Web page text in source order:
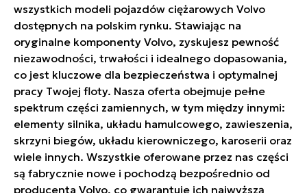
wszystkich modeli pojazdów ciężarowych Volvo
dostępnych na polskim rynku. Stawiając na
oryginalne komponenty Volvo, zyskujesz pewność
niezawodności, trwałości i idealnego dopasowania,
co jest kluczowe dla bezpieczeństwa i optymalnej
pracy Twojej floty. Nasza oferta obejmuje pełne
spektrum części zamiennych, w tym między innymi:
elementy silnika, układu hamulcowego, zawieszenia,
skrzyni biegów, układu kierowniczego, karoserii oraz
wiele innych. Wszystkie oferowane przez nas części
są fabrycznie nowe i pochodzą bezpośrednio od
producenta Volvo, co gwarantuje ich najwyższą